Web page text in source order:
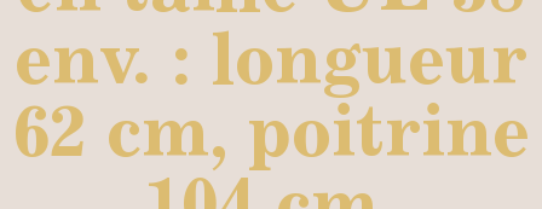
env. : longueur
62 cm, poitrine